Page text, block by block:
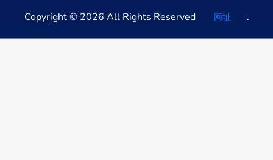
Copyright © 2026 All Rights Reserved 网址 .